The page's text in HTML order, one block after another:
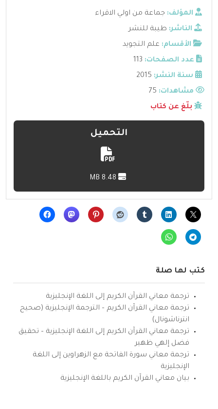
المؤلف: جماعة من اولي الاقراء
الناشر: طيبة للنشر
الأقسام: علم التجويد
عدد الصفحات: 113
سنة النشر: 2015
مشاهدات:
بلّغ عن كتاب
التحميل
كتب لها صلة
ترجمة معاني القرآن الكريم إلى اللغة الإنجليزية
ترجمة معاني القرآن الكريم – الترجمة الإنجليزية (صحيح
انترناشونال)
ترجمة معاني القرآن الكريم إلى اللغة الإنجليزية – تحقيق
فضل إلهي ظهير
ترجمة معاني سورة الفاتحة مع الزهراوين إلى اللغة
الإنجليزية
بيان معاني القرآن الكريم باللغة الإنجليزية